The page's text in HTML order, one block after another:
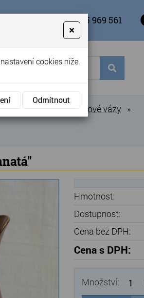
+420 725 969 561
vázy » Bronzové vázy »
Hmotnost:
Dostupnost:
Cena bez DPH:
Cena s DPH:
Množství:
×
cookies níže.
Odmítnout